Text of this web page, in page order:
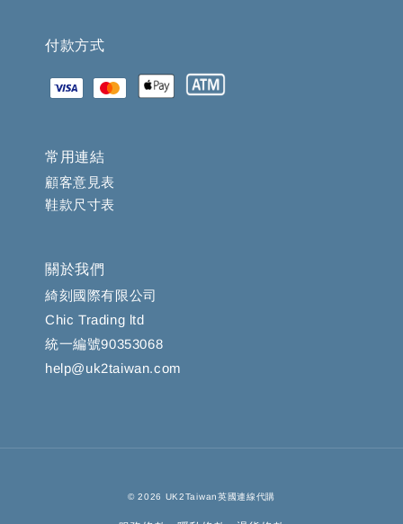
付款方式
常用連結
顧客意見表
鞋款尺寸表
關於我們
綺刻國際有限公司
Chic Trading ltd
統一編號90353068
help@uk2taiwan.com
© 2026 UK2Taiwan英國連線代購